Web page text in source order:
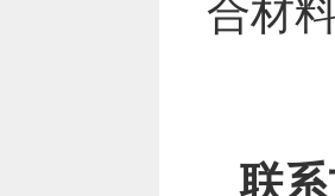
合材
联